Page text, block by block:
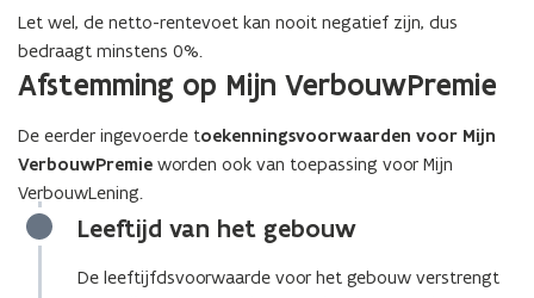
Let wel, de netto-rentevoet kan nooit negatief zijn, dus
bedraagt minstens 0%.
Afstemming op Mijn VerbouwPremie
De eerder ingevoerde toekenningsvoorwaarden voor Mijn
VerbouwPremie worden ook van toepassing voor Mijn
VerbouwLening.
Leeftijd van het gebouw
De leeftijfdsvoorwaarde voor het gebouw verstrengt